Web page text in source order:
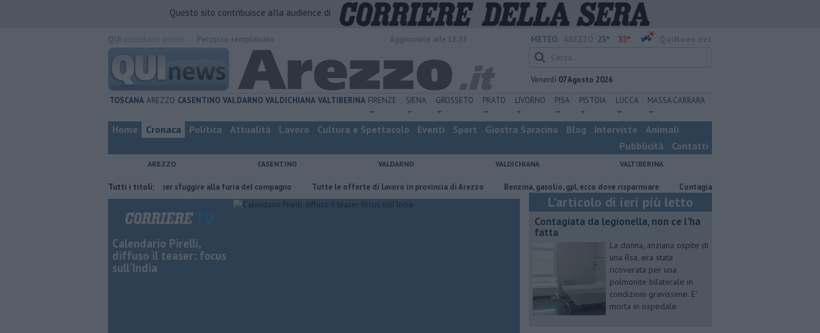
Questo sito contribuisce alla audience di
METEO: 23° 35°
Venerdì 07 Agosto 2026
TOSCANA AREZZO CASENTINO VALDARNO VALDICHIANA VALTIBERINA FIRENZE SIENA GROSSETO PRATO LIVORNO PISA PISTOIA LUCCA MASSA CARRARA
Home Cronaca Politica Attualità Lavoro Cultura e Spettacolo Eventi Sport Giostra Saracino Blog Interviste
Animali
Pubblicità
Contatti
AREZZO CASENTINO VALDARNO VALDICHIANA VALTIBERINA
Tutti i titoli:
Nascosta in un bar per sfuggire alla furia del compagno ​Tutte le offerte di lavoro in provincia di Arezzo ​Benzina, gasolio, gpl, ecco dove risparmiare Contagiata da legionella, non ce l'ha fatta
Calendario Pirelli,
diffuso il teaser: focus
sull'India
L'articolo di ieri più letto
Contagiata da legionella, non ce l'ha
fatta
La donna, anziana ospite di
una Rsa, era stata
ricoverata per una
polmonite bilaterale in
condizioni gravissime. E'
morta in ospedale